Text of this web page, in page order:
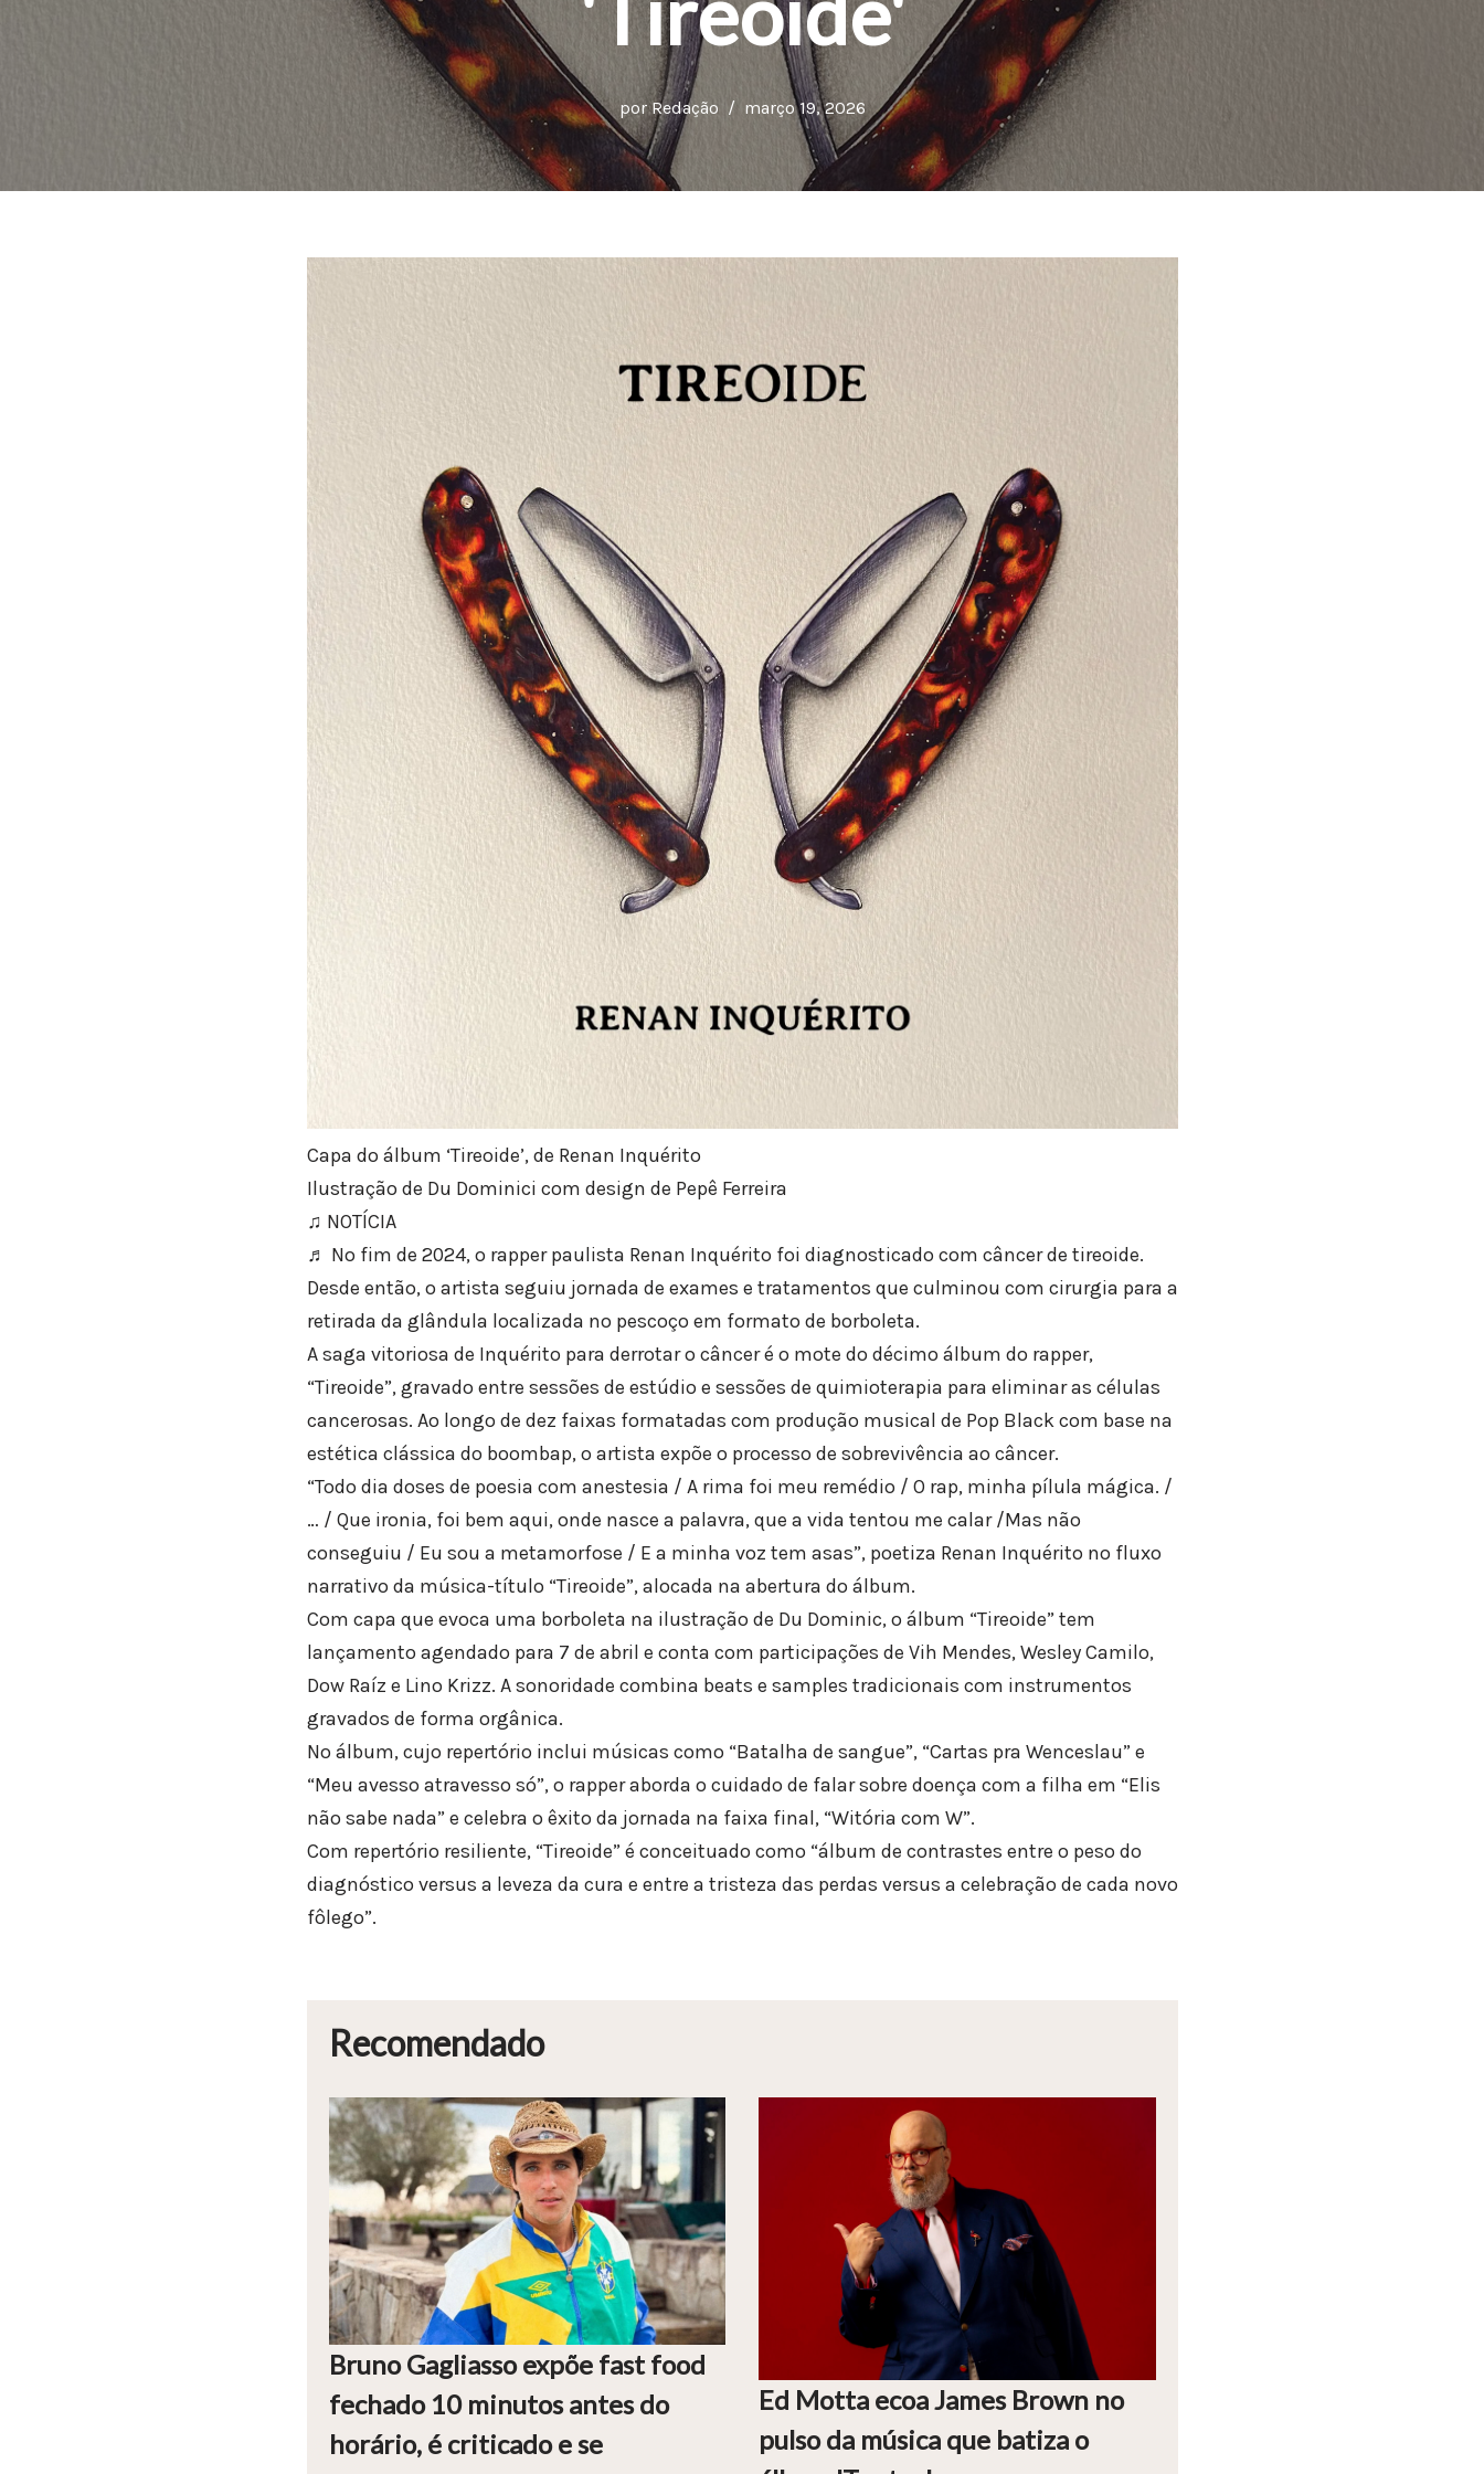
porRedação março 19, 2026
Capa do álbum ‘Tireoide’, de Renan Inquérito
Ilustração de Du Dominici com design de Pepê Ferreira
♫ NOTÍCIA
♬ No fim de 2024, o rapper paulista Renan Inquérito foi diagnosticado com câncer de tireoide.
Desde então, o artista seguiu jornada de exames e tratamentos que culminou com cirurgia para a
retirada da glândula localizada no pescoço em formato de borboleta.
A saga vitoriosa de Inquérito para derrotar o câncer é o mote do décimo álbum do rapper,
“Tireoide”, gravado entre sessões de estúdio e sessões de quimioterapia para eliminar as células
cancerosas. Ao longo de dez faixas formatadas com produção musical de Pop Black com base na
estética clássica do boombap, o artista expõe o processo de sobrevivência ao câncer.
“Todo dia doses de poesia com anestesia / A rima foi meu remédio / O rap, minha pílula mágica. /
… / Que ironia, foi bem aqui, onde nasce a palavra, que a vida tentou me calar /Mas não
conseguiu / Eu sou a metamorfose / E a minha voz tem asas”, poetiza Renan Inquérito no fluxo
narrativo da música-título “Tireoide”, alocada na abertura do álbum.
Com capa que evoca uma borboleta na ilustração de Du Dominic, o álbum “Tireoide” tem
lançamento agendado para 7 de abril e conta com participações de Vih Mendes, Wesley Camilo,
Dow Raíz e Lino Krizz. A sonoridade combina beats e samples tradicionais com instrumentos
gravados de forma orgânica.
No álbum, cujo repertório inclui músicas como “Batalha de sangue”, “Cartas pra Wenceslau” e
“Meu avesso atravesso só”, o rapper aborda o cuidado de falar sobre doença com a filha em “Elis
não sabe nada” e celebra o êxito da jornada na faixa final, “Witória com W”.
Com repertório resiliente, “Tireoide” é conceituado como “álbum de contrastes entre o peso do
diagnóstico versus a leveza da cura e entre a tristeza das perdas versus a celebração de cada novo
fôlego”.
Recomendado
Bruno Gagliasso expõe fast food
fechado 10 minutos antes do
horário, é criticado e se
Ed Motta ecoa James Brown no
pulso da música que batiza o